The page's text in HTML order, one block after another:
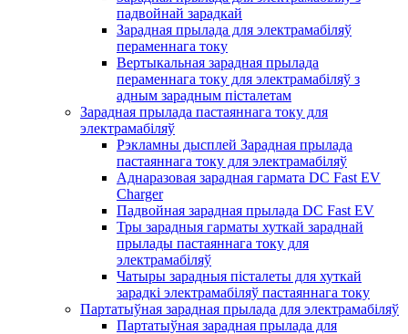
падвойнай зарадкай
Зарадная прылада для электрамабіляў
пераменнага току
Вертыкальная зарадная прылада
пераменнага току для электрамабіляў з
адным зарадным пісталетам
Зарадная прылада пастаяннага току для
электрамабіляў
Рэкламны дысплей Зарадная прылада
пастаяннага току для электрамабіляў
Аднаразовая зарадная гармата DC Fast EV
Charger
Падвойная зарадная прылада DC Fast EV
Тры зарадныя гарматы хуткай зараднай
прылады пастаяннага току для
электрамабіляў
Чатыры зарадныя пісталеты для хуткай
зарадкі электрамабіляў пастаяннага току
Партатыўная зарадная прылада для электрамабіляў
Партатыўная зарадная прылада для